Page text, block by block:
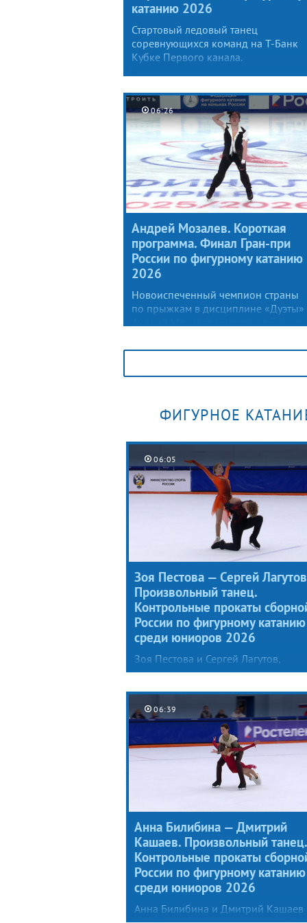
катанию 2026
Стартовый ледовый танец
соревнующихся команд на Т-Банк
Кубке Первого канала.
06:26
Андрей Мозалев. Короткая
программа. Финал Гран-при
России по фигурному катанию
2026
Новоиспеченный чемпион страны
по прыжкам в дисциплине «Дуэты»
2026. Единственной ошибкой
в сумме за выступление он набрал
ФИГУРНОЕ
06:05
Зоя Пестова — Сергей
Произвольный танец.
Контрольные прокаты
России по фигурному катанию
среди юниоров 2026
Зоя Пестова и Сергей Лагутов,
уступавшие в прошлом сезоне
и Артему Валову), представили
специалистам новый
танец под музыку из балета Игоря
Стравинского «Весна священная»,
причем Зоя предстала в образе жар-
06:39
Анна Билибина — Дмитрий
Кашаев. Произвольный танец.
Контрольные прокаты
России по фигурному катанию
среди юниоров 2026
Анна Билибина и Дмитрий Кашаев